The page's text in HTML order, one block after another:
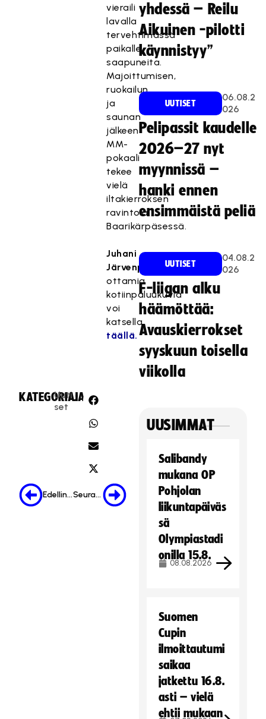
vieraili
lavalla
tervehtimässä
paikalle
saapuneita.
Majoittumisen,
ruokailun
ja
saunan
jälkeen
MM-
pokaali
tekee
vielä
iltakierroksen
ravintola
Baarikärpäsessä.
Juhani
Järvenpään
ottamia
kotiinpaluukuvia
voi
katsella
täällä.
KATEGORIA:
Uuti
set
JAA:
Edellinen Seuraava
yhdessä – Reilu
Aikuinen -pilotti
käynnistyy”
UUTISET
06.08.2
026
Pelipassit kaudelle
2026–27 nyt
myynnissä –
hanki ennen
ensimmäistä peliä
UUTISET
04.08.2
026
F-liigan alku
häämöttää:
Avauskierrokset
syyskuun toisella
viikolla
UUSIMMAT
Salibandy
mukana OP
Pohjolan
liikuntapäiväs
sä
Olympiastadi
onilla 15.8.
08.08.2026
Suomen
Cupin
ilmoittautumi
saikaa
jatkettu 16.8.
asti – vielä
ehtii mukaan